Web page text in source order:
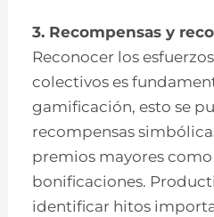
3. Recompensas y
Reconocer los
colectivos es
gamificación, esto se
recompensas
premios mayores
bonificaciones.
identificar hitos